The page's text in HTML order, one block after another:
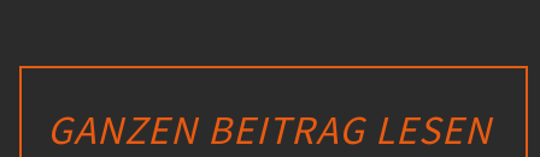
GANZEN BEITRAG LESEN